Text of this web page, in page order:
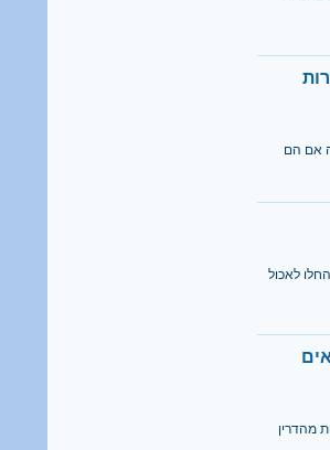
אם הם
לאכול
מהדרין